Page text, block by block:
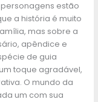
estão
a história é muito
mas sobre a
apêndice e
de guia
toque agradável,
O mundo da
um com sua